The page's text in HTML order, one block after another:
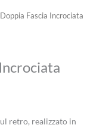
Fascia Incrociata
retro, realizzato in